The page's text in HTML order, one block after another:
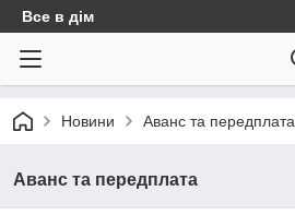
Все в дім
Новини Аванс та передплата
Аванс та передплата